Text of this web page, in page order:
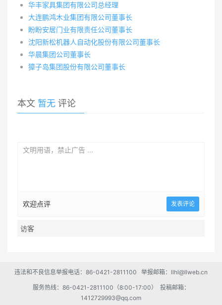
华丰家具集团有限公司总经理
大连鹏鸿木业集团有限公司董事长
盼盼安居门业有限责任公司董事长
沈阳新松机器人自动化股份有限公司董事长
华晨集团公司董事长
獐子岛集团股份有限公司董事长
本文 暂无 评论
欢迎点评
违法和不良信息举报电话：86-0421-2811100 举报邮箱：llhl@llweb.cn
服务热线：86-0421-2811100（8:00-17:00） 投稿邮箱：
1412729993@qq.com